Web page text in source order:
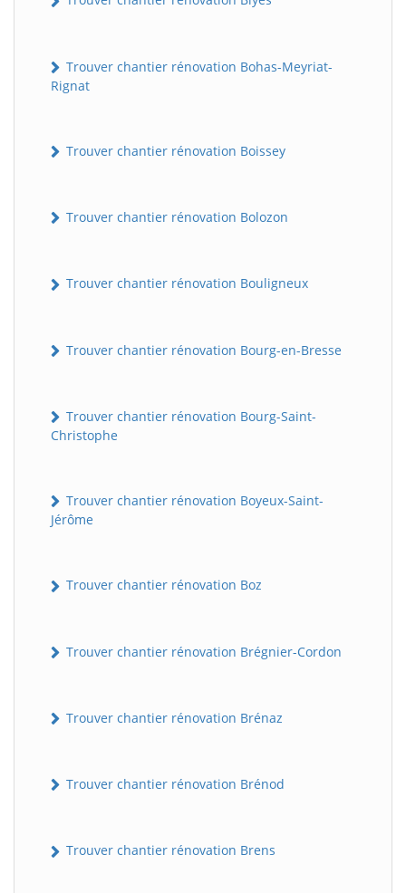
Trouver chantier rénovation Bohas-Meyriat-
Rignat
Trouver chantier rénovation Boissey
Trouver chantier rénovation Bolozon
Trouver chantier rénovation Bouligneux
Trouver chantier rénovation Bourg-en-Bresse
Trouver chantier rénovation Bourg-Saint-
Christophe
Trouver chantier rénovation Boyeux-Saint-
Jérôme
Trouver chantier rénovation Boz
Trouver chantier rénovation Brégnier-Cordon
Trouver chantier rénovation Brénaz
Trouver chantier rénovation Brénod
Trouver chantier rénovation Brens